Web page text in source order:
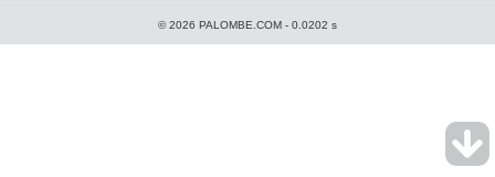
© 2026 PALOMBE.COM - 0.0202 s